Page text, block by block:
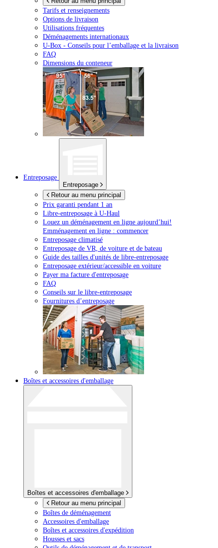
Tarifs et renseignements
Options de livraison
Utilisations fréquentes
Déménagements internationaux
U-Box - Conseils pour l’emballage et la livraison
FAQ
Dimensions du conteneur
Entreposage
Entreposage
Retour au menu principal
Prix garanti pendant 1 an
Libre-entreposage à U-Haul
Louez un déménagement en ligne aujourd’hui!
Emménagement en ligne : commencer
Entreposage climatisé
Entreposage de VR, de voiture et de bateau
Guide des tailles d'unités de libre-entreposage
Entreposage extérieur/accessible en voiture
Payer ma facture d'entreposage
FAQ
Conseils sur le libre-entreposage
Fournitures d’entreposage
Boîtes et accessoires d'emballage
Boîtes et accessoires d'emballage
Retour au menu principal
Boîtes de déménagement
Accessoires d'emballage
Boîtes et accessoires d'expédition
Housses et sacs